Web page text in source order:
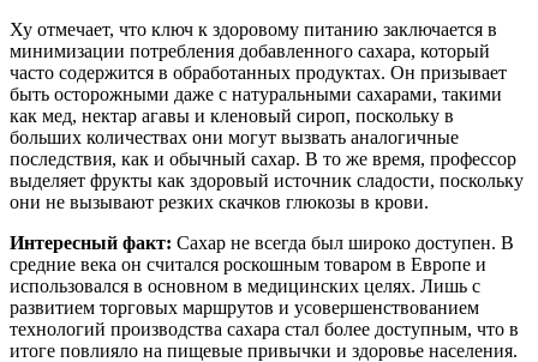
Ху отмечает, что ключ к здоровому питанию заключается в
минимизации потребления добавленного сахара, который
часто содержится в обработанных продуктах. Он призывает
быть осторожными даже с натуральными сахарами, такими
как мед, нектар агавы и кленовый сироп, поскольку в
больших количествах они могут вызвать аналогичные
последствия, как и обычный сахар. В то же время, профессор
выделяет фрукты как здоровый источник сладости, поскольку
они не вызывают резких скачков глюкозы в крови.
Интересный факт: Сахар не всегда был широко доступен. В
средние века он считался роскошным товаром в Европе и
использовался в основном в медицинских целях. Лишь с
развитием торговых маршрутов и усовершенствованием
технологий производства сахара стал более доступным, что в
итоге повлияло на пищевые привычки и здоровье населения.